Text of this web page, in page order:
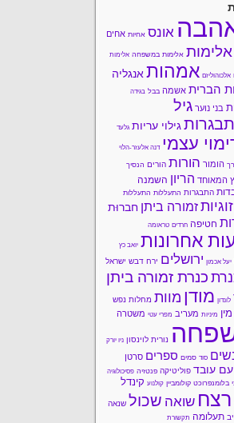
אונס אחיות אחים
אלימות אלימות במשפחה אלימות
אלכוהוליזם אמהותאנגליה
הברית אשמה בבל בגידה
בני נוער גיל
גילוי עריות גלעד
עצמי דנה אלעזר-הלוי
הומור הורות הורים הנסיך
המאוחד הריון השמנה
התבגרות התעללות התעללות
זוגיותזמורה ביתן חברוּת
חטיפה חרדים טראומה
אחרונות יואב כץ
יעל אכמון ירושלים ירח דבש ישראל
כנרת זמורה ביתן
לונדון מודן מוות מחלות נפש
מין מיניות מעריב מפרי עטי משטרה
נורית לוינסון ניו יורק
סוד סמים ספרים סרטן
עם עובד פוליטיקה פנטזיה פסיכולוגיה
בלומנפרוכט קולומביין קולנוע קינדל
רצח שואה שכול שנאה
תעלומה תקשורת